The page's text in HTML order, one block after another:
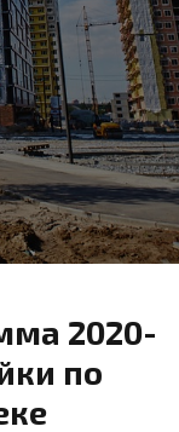
2020-
по